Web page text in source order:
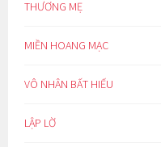
THƯƠNG MẸ
MIỀN HOANG MẠC
VÔ NHÂN BẤT HIẾU
LẬP LỜ